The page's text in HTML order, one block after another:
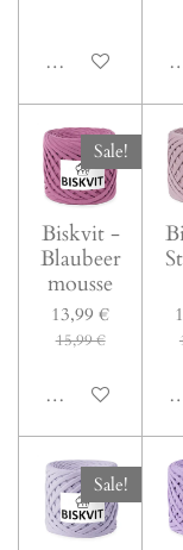
In den
Sale!
Biskvit -
Blaubeer
mousse
13,99 €
15,99 €
In den
Sale!